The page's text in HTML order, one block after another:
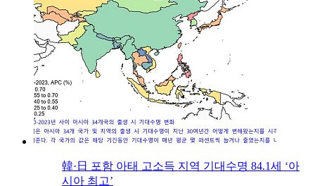
韓·日 포함 아태 고소득 지역 기대수명 84.1세 ‘아
시아 최고’